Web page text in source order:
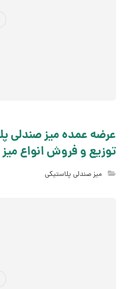
عرضه عمده میز صندلی
توزیع و فروش انواع
میز صندلی پلاستیکی